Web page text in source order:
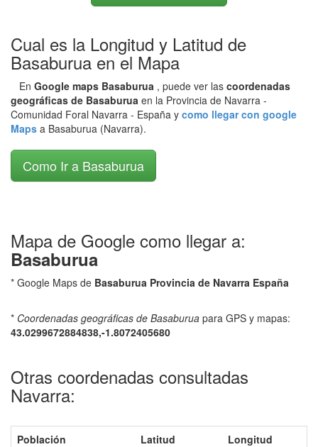
Cual es la Longitud y Latitud de
Basaburua en el Mapa
En Google maps Basaburua , puede ver las coordenadas
geográficas de Basaburua en la Provincia de Navarra -
Comunidad Foral Navarra - España y como llegar con google
Maps a Basaburua (Navarra).
Como Ir a Basaburua
Mapa de Google como llegar a:
Basaburua
* Google Maps de Basaburua Provincia de Navarra España
* Coordenadas geográficas de Basaburua para GPS y mapas:
43.0299672884838,-1.8072405680
Otras coordenadas consultadas
Navarra:
Población Latitud
Longitud